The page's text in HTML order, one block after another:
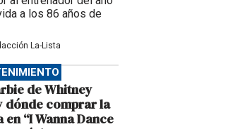
a los 86 años de
La-Lista
de Whitney
dónde comprar la
“I Wanna Dance